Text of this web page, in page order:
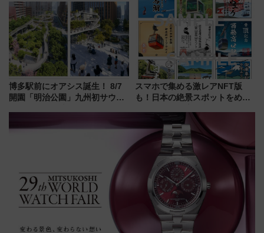
など注目の全6店舗 「博多活憩
通り」も一新
CHIKUGO」で巡る福岡･太宰
府･柳川の旅！YouTubeが公開
博多駅前にオアシス誕生！ 8/7
開園「明治公園」九州初サウナ
はどう変わる？
スマホで集める激レアNFT版
も！日本の絶景スポットをめぐ
ん)」企画がスタート